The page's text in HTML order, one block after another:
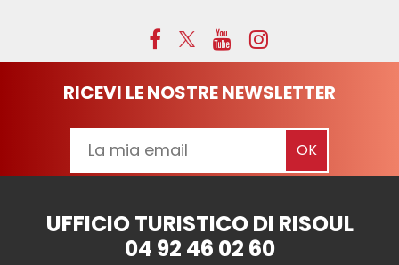
RICEVI LE NOSTRE NEWSLETTER
UFFICIO TURISTICO DI RISOUL
04 92 46 02 60